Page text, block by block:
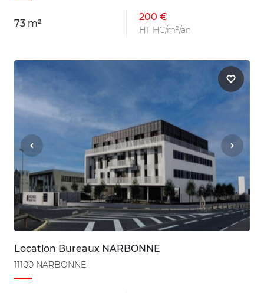
73 m²
200 €
HT HC/m²/an
Location Bureaux NARBONNE
11100 NARBONNE